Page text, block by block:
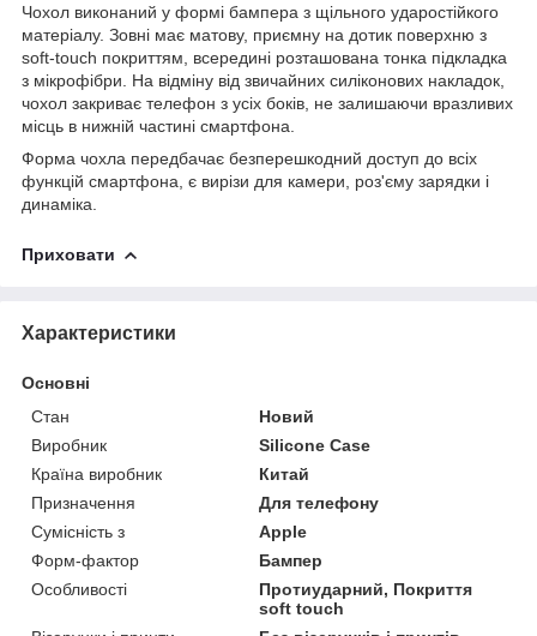
Чохол виконаний у формі бампера з щільного ударостійкого
матеріалу. Зовні має матову, приємну на дотик поверхню з
soft-touch покриттям, всередині розташована тонка підкладка
з мікрофібри. На відміну від звичайних силіконових накладок,
чохол закриває телефон з усіх боків, не залишаючи вразливих
місць в нижній частині смартфона.
Форма чохла передбачає безперешкодний доступ до всіх
функцій смартфона, є вирізи для камери, роз'єму зарядки і
динаміка.
Приховати
Характеристики
Основні
Стан
Новий
Виробник
Silicone Case
Країна виробник
Китай
Призначення
Для телефону
Сумісність з
Apple
Форм-фактор
Бампер
Особливості
Протиударний, Покриття
soft touch